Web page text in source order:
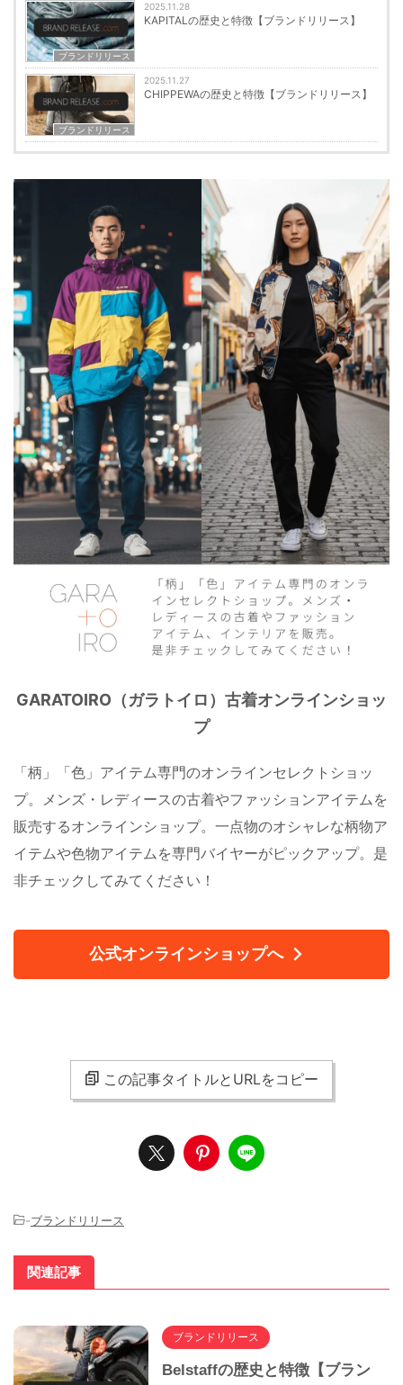
ブランドリリース
2025.11.28
KAPITALの歴史と特徴【ブランドリリース】
ブランドリリース
2025.11.27
CHIPPEWAの歴史と特徴【ブランドリリース】
GARATOIRO（ガラトイロ）古着オンラインショッ
プ
「柄」「色」アイテム専門のオンラインセレクトショッ
プ。メンズ・レディースの古着やファッションアイテムを
販売するオンラインショップ。一点物のオシャレな柄物ア
イテムや色物アイテムを専門バイヤーがピックアップ。是
非チェックしてみてください！
公式オンラインショップへ
この記事タイトルとURLをコピー
-ブランドリリース
関連記事
ブランドリリース
Belstaffの歴史と特徴【ブラン